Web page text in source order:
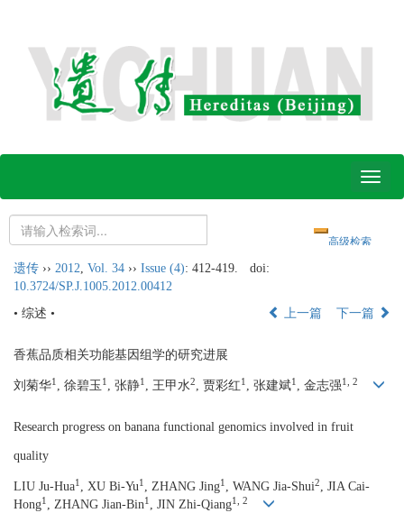
Toggle
遗传 ›› 2012 Vol. 34 ›› Issue (4): 412-419.
doi:
10.3724/SP.J.1005.2012.00412
• 综述 •
上一篇 下一篇
香蕉品质相关功能基因组学的研究进展
刘菊华1 , 徐碧玉 1 , 张静1 , 王甲水2, 贾彩红1 , 张建斌1 , 金志强1, 2
Research progress on banana functional genomics involved in fruit
quality
LIU Ju-Hua1 , XU Bi-Yu1 , ZHANG Jing1 , WANG Jia-Shui2, JIA Cai-
Hong1 , ZHANG Jian-Bin1 , JIN Zhi-Qiang1, 2